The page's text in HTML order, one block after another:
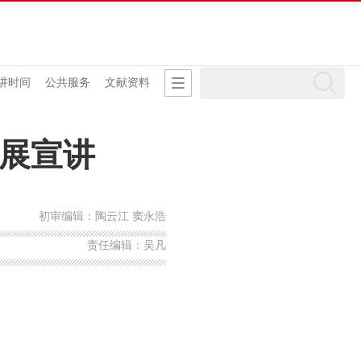
时间 公共服务 文献资料
宣讲
初审编辑：陶云江 窦永浩
责任编辑：吴凡